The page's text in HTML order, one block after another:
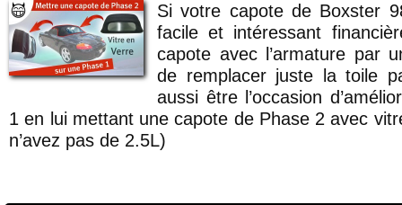
Si votre capote de Boxster
facile et intéressant
capote avec l’armature par
de remplacer juste la toile
aussi être l’occasion
1 en lui mettant une capote de Phase 2 avec
n’avez pas de 2.5L)